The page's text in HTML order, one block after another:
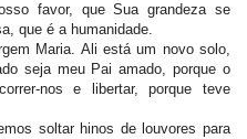
favor, que Sua grandeza se
que é a humanidade.
Maria. Ali está um novo solo,
seja meu Pai amado, porque o
nos e libertar, porque teve
soltar hinos de louvores para